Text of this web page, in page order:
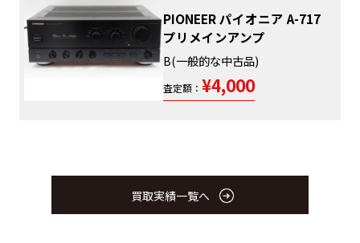
PIONEER パイオニア A-717
プリメインアンプ
B(一般的な中古品)
査定額： ¥4,000
買取実績一覧へ